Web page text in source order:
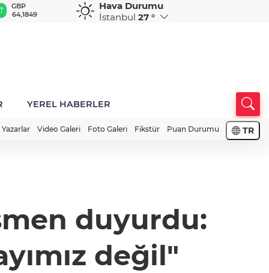
GBP
64,1849
CHF
58,8721
CAD
33,9532
Hava Durumu
İstanbul 27 °
YEREL HABERLER
Yazarlar Video Galeri Foto Galeri Fikstür Puan Durumu TR
duyurdu:
değil"